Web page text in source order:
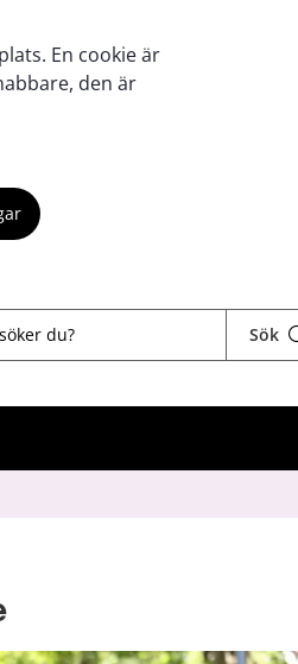
En cookie är
den är
Sök